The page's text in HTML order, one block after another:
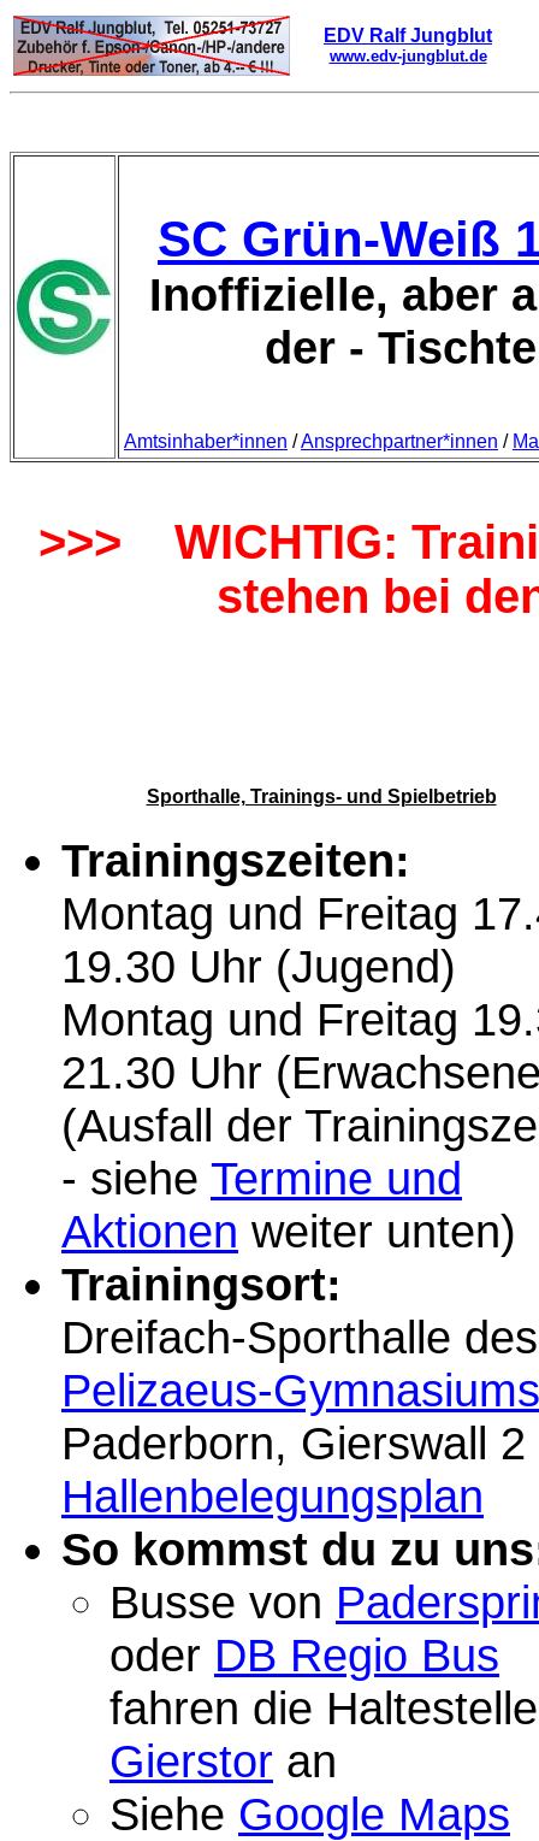
EDV Ralf Jungblut
www.edv-jungblut.de
SC Grün-Weiß
Inoffizielle, aber
der -
Amtsinhaber*innen /Ansprechpartner*innen /
>>> WICHTIG:
stehen bei
Sporthalle, Trainings- und Spielbetrieb
Trainingszeiten:
Montag und Freitag
19.30 Uhr (Jugend)
Montag und Freitag
21.30 Uhr
(Ausfall der
- siehe Termine und
Aktionen weiter unten)
Trainingsort:
Dreifach-Sporthalle des
Pelizaeus-Gymnasiums
Paderborn, Gierswall 2
Hallenbelegungsplan
So kommst du zu
Busse von
oder DB Regio Bus
fahren die Haltestelle
Gierstor an
Siehe Google Maps